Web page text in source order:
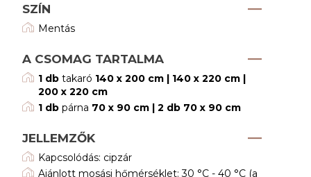
SZÍN
Mentás
A CSOMAG TARTALMA
1 db takaró 140 x 200 cm | 140 x 220 cm |
200 x 220 cm
1 db párna 70 x 90 cm | 2 db 70 x 90 cm
JELLEMZŐK
Kapcsolódás: cipzár
Ajánlott mosási hőmérséklet: 30 °C - 40 °C (a